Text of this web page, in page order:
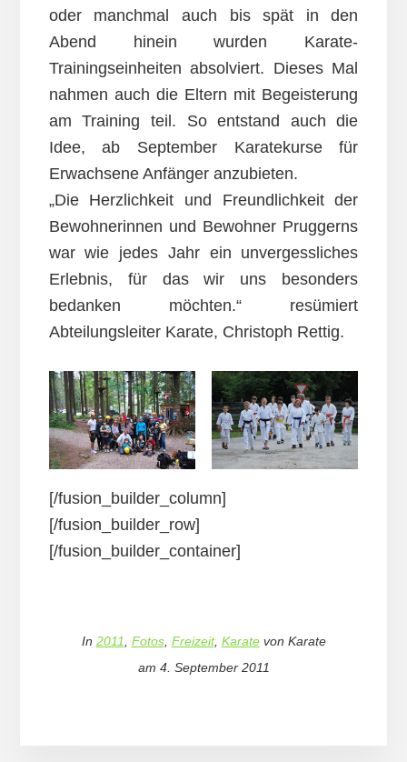
oder manchmal auch bis spät in den
Abend hinein wurden Karate-
Trainingseinheiten absolviert. Dieses Mal
nahmen auch die Eltern mit Begeisterung
am Training teil. So entstand auch die
Idee, ab September Karatekurse für
Erwachsene Anfänger anzubieten.
„Die Herzlichkeit und Freundlichkeit der
Bewohnerinnen und Bewohner Pruggerns
war wie jedes Jahr ein unvergessliches
Erlebnis, für das wir uns besonders
bedanken möchten.“ resümiert
Abteilungsleiter Karate, Christoph Rettig.
[/fusion_builder_column]
[/fusion_builder_row]
[/fusion_builder_container]
In 2011 Fotos, Freizeit, Karatevon Karate
am 4. September 2011